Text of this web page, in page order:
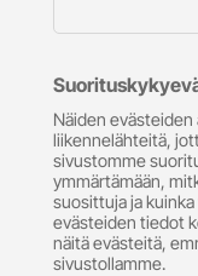
Näiden evästeiden
liikennelähteitä,
sivustomme
ymmärtämään,
suosittuja ja
evästeiden tiedot
näitä evästeitä,
sivustollamme.